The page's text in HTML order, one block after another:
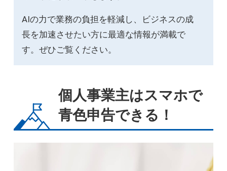
AIの力で業務の負担を軽減し、ビジネスの成
長を加速させたい方に最適な情報が満載で
す。ぜひご覧ください。
個人事業主はスマホで
青色申告できる！